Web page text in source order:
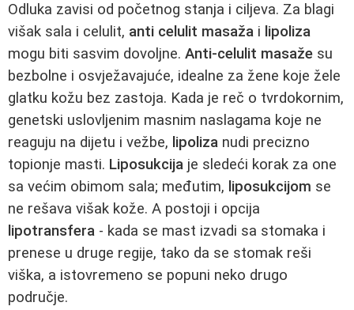
Odluka zavisi od početnog stanja i ciljeva. Za blagi
višak sala i celulit, anti celulit masaža i lipoliza
mogu biti sasvim dovoljne. Anti-celulit masaže su
bezbolne i osvježavajuće, idealne za žene koje žele
glatku kožu bez zastoja. Kada je reč o tvrdokornim,
genetski uslovljenim masnim naslagama koje ne
reaguju na dijetu i vežbe, lipoliza nudi precizno
topionje masti. Liposukcija je sledeći korak za one
sa većim obimom sala; međutim, liposukcijom se
ne rešava višak kože. A postoji i opcija
lipotransfera - kada se mast izvadi sa stomaka i
prenese u druge regije, tako da se stomak reši
viška, a istovremeno se popuni neko drugo
područje.